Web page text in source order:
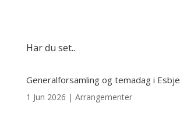
Har du set..
Generalforsamling og temadag i
1 Jun 2026 | Arrangementer